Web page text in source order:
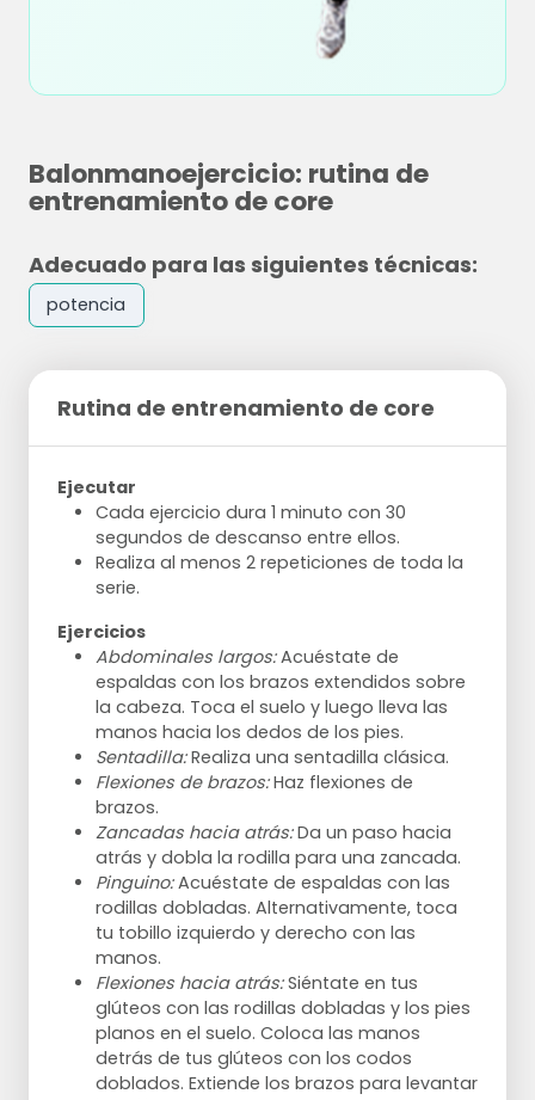
Balonmanoejercicio: rutina de
entrenamiento de core
Adecuado para las siguientes técnicas:
potencia
Rutina de entrenamiento de core
Ejecutar
Cada ejercicio dura 1 minuto con 30
segundos de descanso entre ellos.
Realiza al menos 2 repeticiones de toda la
serie.
Ejercicios
Abdominales largos:Acuéstate de
espaldas con los brazos extendidos sobre
la cabeza. Toca el suelo y luego lleva las
manos hacia los dedos de los pies.
Sentadilla:Realiza una sentadilla clásica.
Flexiones de brazos:Haz flexiones de
brazos.
Zancadas hacia atrás:Da un paso hacia
atrás y dobla la rodilla para una zancada.
Pinguino:Acuéstate de espaldas con las
rodillas dobladas. Alternativamente, toca
tu tobillo izquierdo y derecho con las
manos.
Flexiones hacia atrás:Siéntate en tus
glúteos con las rodillas dobladas y los pies
planos en el suelo. Coloca las manos
detrás de tus glúteos con los codos
doblados. Extiende los brazos para levantar